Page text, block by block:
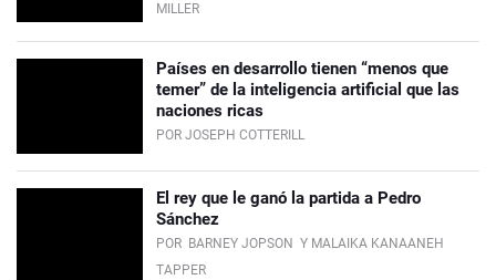
MILLER
Países en desarrollo tienen “menos que
temer” de la inteligencia artificial que las
naciones ricas
POR JOSEPH COTTERILL
El rey que le ganó la partida a Pedro
Sánchez
POR BARNEY JOPSON Y MALAIKA KANAANEH
TAPPER